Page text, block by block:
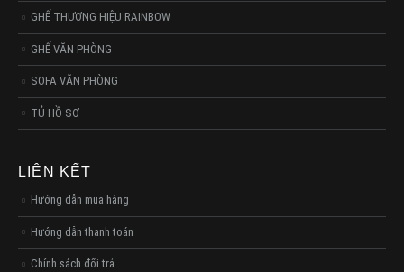
GHẾ THƯƠNG HIỆU RAINBOW
GHẾ VĂN PHÒNG
SOFA VĂN PHÒNG
TỦ HỒ SƠ
LIÊN KẾT
Hướng dẫn mua hàng
Hướng dẫn thanh toán
Chính sách đổi trả